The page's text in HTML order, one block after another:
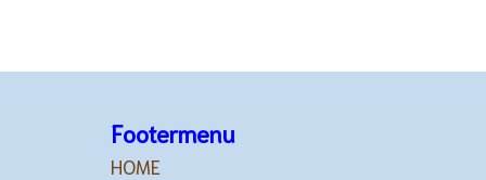
Footermenu
HOME